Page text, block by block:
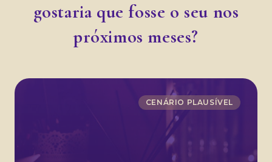
gostaria que fosse o seu nos
próximos meses?
CENÁRIO PLAUSÍVEL